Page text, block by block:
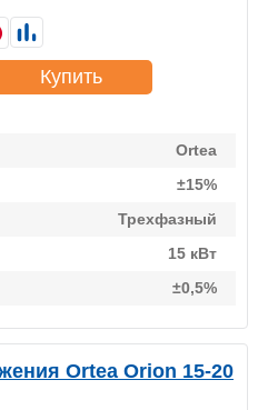
Ortea
±15%
Трехфазный
15 кВт
±0,5%
Купить
Ortea Orion 15-20